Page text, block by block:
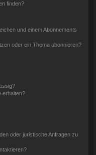
finden?
und einem Abonnements
oder ein Thema abonnieren?
erhalten?
oder juristische Anfragen zu